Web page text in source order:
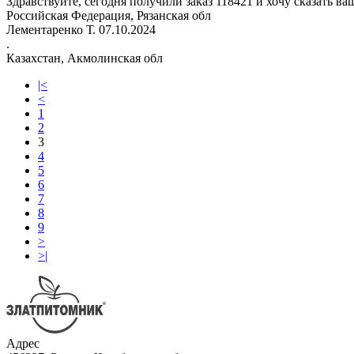
Российская Федерация, Рязанская обл
Лементаренко Т. 07.10.2024
.
Казахстан, Акмолинская обл
|<
<
1
2
3
4
5
6
7
8
9
>
>|
Адрес